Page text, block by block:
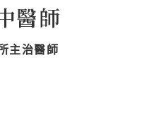
醫師
主治醫師